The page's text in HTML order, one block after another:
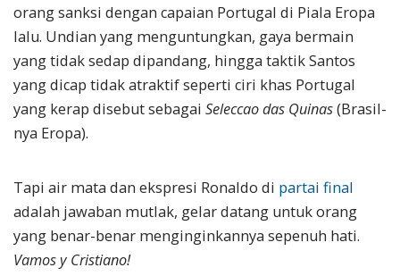
orang sanksi dengan capaian Portugal di Piala Eropa
lalu. Undian yang menguntungkan, gaya bermain
yang tidak sedap dipandang, hingga taktik Santos
yang dicap tidak atraktif seperti ciri khas Portugal
yang kerap disebut sebagai Seleccao das Quinas(Brasil-
nya Eropa).
Tapi air mata dan ekspresi Ronaldo di partai final
adalah jawaban mutlak, gelar datang untuk orang
yang benar-benar menginginkannya sepenuh hati.
Vamos y Cristiano!